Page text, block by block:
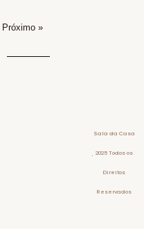
Próximo »
Sala da Casa
2025 Todos os
Direitos
Reservados